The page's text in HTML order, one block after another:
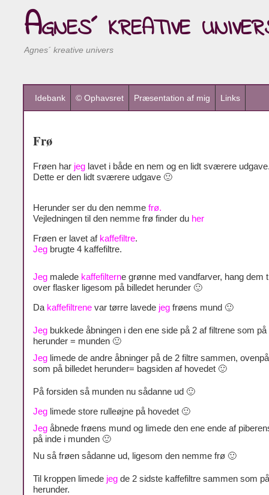
Agnes´ kreative
Agnes´ kreative univers
Idebank © Ophavsret Præsentation af mig Links
Frø
Frøen har jeg lavet i både en nem og en lidt sværere
Dette er den lidt sværere udgave 🙂
Herunder ser du den nemme frø.
Vejledningen til den nemme frø finder du her
Frøen er lavet af kaffefiltre.
Jeg brugte 4 kaffefiltre.
Jeg malede kaffefilterne grønne med vandfarver, hang dem
over flasker ligesom på billedet herunder 🙂
Da kaffefiltrene var tørre lavede jeg frøens mund 🙂
Jeg bukkede åbningen i den ene side på 2 af filtrene som på
herunder = munden 🙂
Jeg limede de andre åbninger på de 2 filtre sammen,
som på billedet herunder= bagsiden af hovedet 🙂
På forsiden så munden nu sådanne ud 🙂
Jeg limede store rulleøjne på hovedet 🙂
Jeg åbnede frøens mund og limede den ene ende af
på inde i munden 🙂
Nu så frøen sådanne ud, ligesom den nemme frø 🙂
Til kroppen limede jeg de 2 sidste kaffefiltre sammen som
herunder.